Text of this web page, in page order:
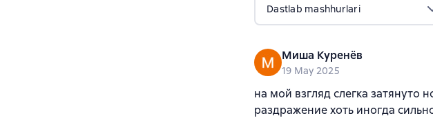
Dastlab mashhurlari
Миша Куренёв
19 May 2025
на мой взгляд слегка затянуто
раздражение хоть иногда